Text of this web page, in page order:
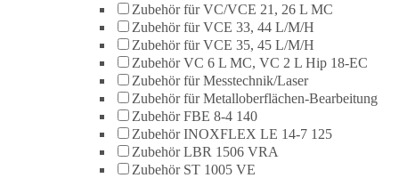
Zubehör für VC/VCE 21, 26 L MC
Zubehör für VCE 33, 44 L/M/H
Zubehör für VCE 35, 45 L/M/H
Zubehör VC 6 L MC, VC 2 L Hip 18-EC
Zubehör für Messtechnik/Laser
Zubehör für Metalloberflächen-Bearbeitung
Zubehör FBE 8-4 140
Zubehör INOXFLEX LE 14-7 125
Zubehör LBR 1506 VRA
Zubehör ST 1005 VE